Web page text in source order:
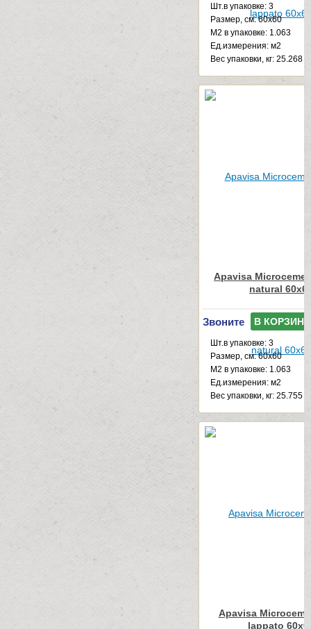
Шт.в упаковке: 3
Размер, см: 60x60
М2 в упаковке: 1.063
Ед.измерения: м2
Веc упаковки, кг: 25.268
Apavisa
natural
Звоните В КОРЗИНУ
Шт.в упаковке: 3
Размер, см: 60x60
М2 в упаковке: 1.063
Ед.измерения: м2
Веc упаковки, кг: 25.755
Apavisa
lappato